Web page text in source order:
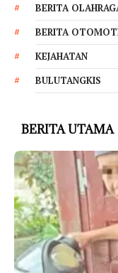
BERITA
BERITA
KEJAHATAN
BULUTANGKIS
BERITA UTAMA